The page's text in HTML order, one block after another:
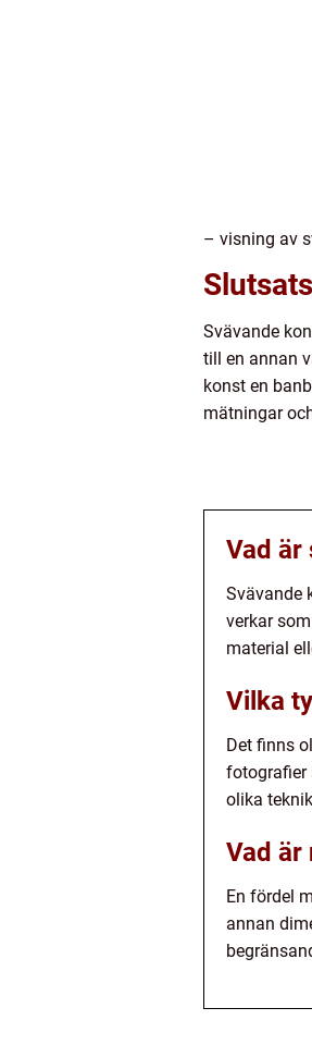
– visning av
Svävande
till en annan
konst en
mätningar
Vad är
Svävande
verkar
material
Vilka
Det finns
fotografier
olika
Vad är
En fördel
annan